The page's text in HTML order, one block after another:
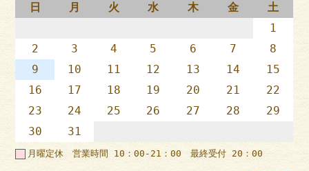
日
月 火 水 木 金
土
1
2
3 4 5 6 7
8
9
10 11 12 13 14
15
16
17 18 19 20 21
22
23
24 25 26 27 28
29
30
31
月曜定休 営業時間 10：00-21：00 最終受付 20：00